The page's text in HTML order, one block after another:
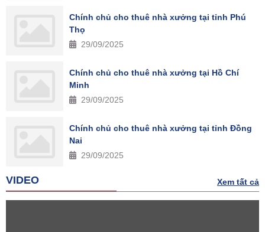
Chính chủ cho thuê nhà xưởng tại tỉnh Phú
Thọ
29/09/2025
Chính chủ cho thuê nhà xưởng tại Hồ Chí
Minh
29/09/2025
Chính chủ cho thuê nhà xưởng tại tỉnh Đồng
Nai
29/09/2025
VIDEO Xem tất cả